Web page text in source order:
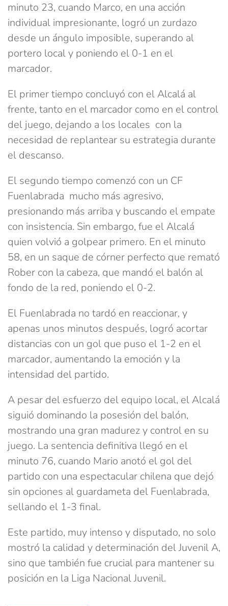
minuto 23, cuando Marco, en una acción
individual impresionante, logró un zurdazo
desde un ángulo imposible, superando al
portero local y poniendo el 0-1 en el
marcador.
El primer tiempo concluyó con el Alcalá al
frente, tanto en el marcador como en el control
del juego, dejando a los locales con la
necesidad de replantear su estrategia durante
el descanso.
El segundo tiempo comenzó con un CF
Fuenlabrada mucho más agresivo,
presionando más arriba y buscando el empate
con insistencia. Sin embargo, fue el Alcalá
quien volvió a golpear primero. En el minuto
58, en un saque de córner perfecto que remató
Rober con la cabeza, que mandó el balón al
fondo de la red, poniendo el 0-2.
El Fuenlabrada no tardó en reaccionar, y
apenas unos minutos después, logró acortar
distancias con un gol que puso el 1-2 en el
marcador, aumentando la emoción y la
intensidad del partido.
A pesar del esfuerzo del equipo local, el Alcalá
siguió dominando la posesión del balón,
mostrando una gran madurez y control en su
juego. La sentencia definitiva llegó en el
minuto 76, cuando Mario anotó el gol del
partido con una espectacular chilena que dejó
sin opciones al guardameta del Fuenlabrada,
sellando el 1-3 final.
Este partido, muy intenso y disputado, no solo
mostró la calidad y determinación del Juvenil A,
sino que también fue crucial para mantener su
posición en la Liga Nacional Juvenil.